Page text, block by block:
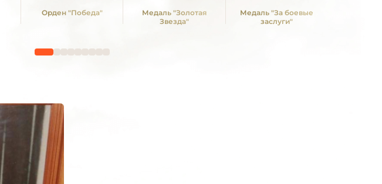
Орден "Победа"
Медаль "Золотая
Звезда"
Медаль "За боевые
заслуги"